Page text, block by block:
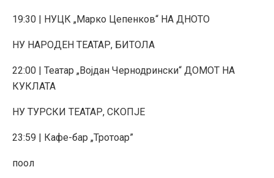
19:30 | НУЦК „Марко Цепенков“ НА ДНОТО
НУ НАРОДЕН ТЕАТАР, БИТОЛА
22:00 | Театар „Војдан Чернодрински“ ДОМОТ НА
КУКЛАТА
НУ ТУРСКИ ТЕАТАР, СКОПЈЕ
23:59 | Кафе-бар „Тротоар”
поол